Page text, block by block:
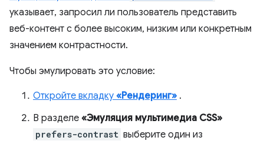
указывает, запросил ли пользователь представить
веб-контент с более высоким, низким или конкретным
значением контрастности.
Чтобы эмулировать это условие:
Откройте вкладку «Рендеринг» .
В разделе «Эмуляция мультимедиа CSS»
prefers-contrast выберите один из